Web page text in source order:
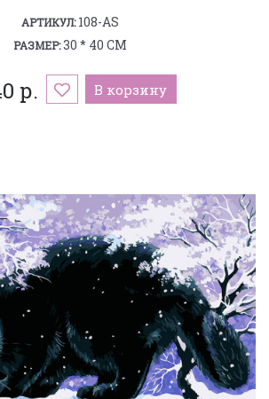
АРТИКУЛ:108-AS
РАЗМЕР:30 * 40 СМ
р. В корзину